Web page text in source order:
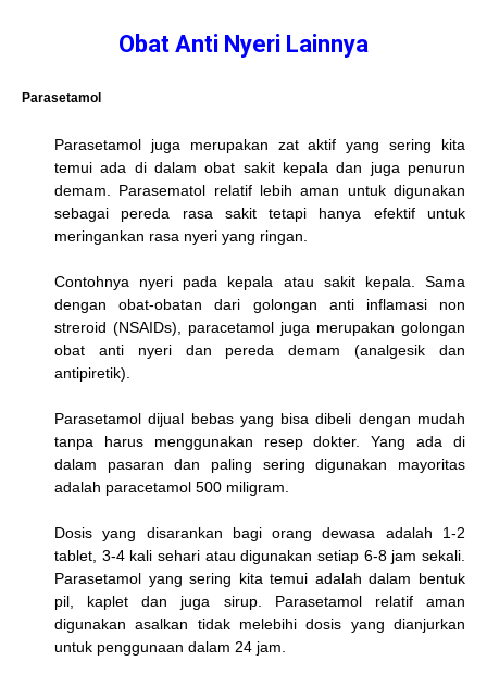
Obat Anti Nyeri Lainnya
Parasetamol
Parasetamol juga merupakan zat aktif yang sering kita
temui ada di dalam obat sakit kepala dan juga penurun
demam. Parasematol relatif lebih aman untuk digunakan
sebagai pereda rasa sakit tetapi hanya efektif untuk
meringankan rasa nyeri yang ringan.
Contohnya nyeri pada kepala atau sakit kepala. Sama
dengan obat-obatan dari golongan anti inflamasi non
streroid (NSAIDs), paracetamol juga merupakan golongan
obat anti nyeri dan pereda demam (analgesik dan
antipiretik).
Parasetamol dijual bebas yang bisa dibeli dengan mudah
tanpa harus menggunakan resep dokter. Yang ada di
dalam pasaran dan paling sering digunakan mayoritas
adalah paracetamol 500 miligram.
Dosis yang disarankan bagi orang dewasa adalah 1-2
tablet, 3-4 kali sehari atau digunakan setiap 6-8 jam sekali.
Parasetamol yang sering kita temui adalah dalam bentuk
pil, kaplet dan juga sirup. Parasetamol relatif aman
digunakan asalkan tidak melebihi dosis yang dianjurkan
untuk penggunaan dalam 24 jam.